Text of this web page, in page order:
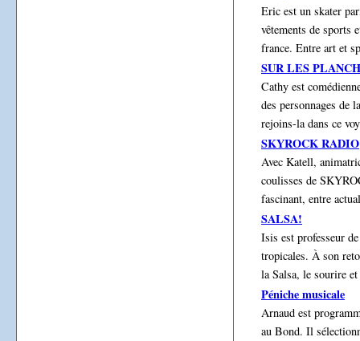
Eric est un skater
vêtements de sports
france. Entre art et
SUR LES
Cathy est
des personnages de
rejoins-la dans ce
SKYROCK RADIO
Avec Katell,
coulisses de
fascinant, entre
SALSA!
Isis est professeur
tropicales. À son
la Salsa, le sourire
Péniche musicale
Arnaud est
au Bond. Il